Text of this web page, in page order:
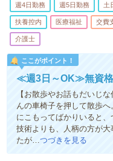
週4日勤務 週5日勤務 土
扶養控内 医療福祉 交費
介護士
ここがポイント！
≪週3日～OK≫無資格
【お散歩やお話もだいじ
んの車椅子を押して散歩
にこもってばかりいると
技術よりも、人柄の方が
たが… つづきを見る